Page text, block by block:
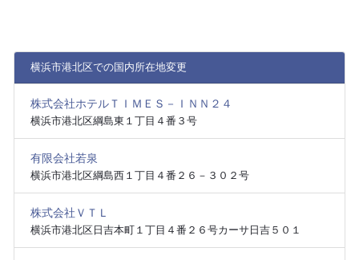
横浜市港北区での国内所在地変更
株式会社ホテルＴＩＭＥＳ－ＩＮＮ２４
横浜市港北区綱島東１丁目４番３号
有限会社若泉
横浜市港北区綱島西１丁目４番２６－３０２号
株式会社ＶＴＬ
横浜市港北区日吉本町１丁目４番２６号カーサ日吉５０１